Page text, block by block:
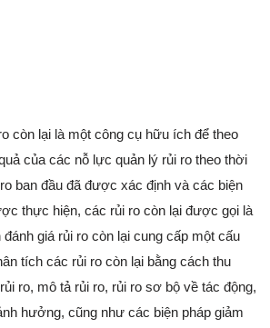
còn lại là một công cụ hữu ích để theo
của các nỗ lực quản lý rủi ro theo thời
ban đầu đã được xác định và các biện
thực hiện, các rủi ro còn lại được gọi là
giá rủi ro còn lại cung cấp một cấu
tích các rủi ro còn lại bằng cách thu
ro, mô tả rủi ro, rủi ro sơ bộ về tác động,
hưởng, cũng như các biện pháp giảm